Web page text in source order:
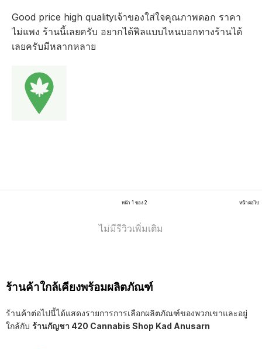
Good price high qualityเจ้าของใส่ใจคุณภาพดอก ราคา
ไม่แพง ร้านนี้เลยครับ อยากได้ฟีลแบบไหนบอกทางร้านได้
เลยครับมีหลากหลาย
หน้า 1 ของ 2 หน้าต่อไป
ไม่มีรีวิวเพิ่มเติม
ร้านค้าใกล้เคียงพร้อมผลิตภัณฑ์
ร้านค้าต่อไปนี้ได้แสดงรายการการเลือกผลิตภัณฑ์ของพวกเขาและอยู่
ใกล้กับ ร้านกัญชา 420 Cannabis Shop Kad Anusarn